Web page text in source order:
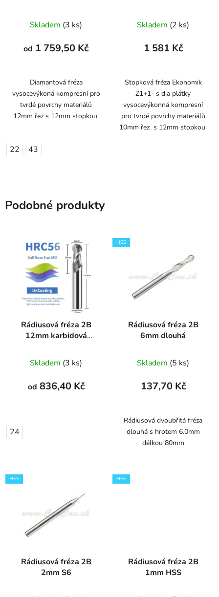
Skladem (3 ks)
od 1 759,50 Kč
Diamantová fréza
vysocevýkoná kompresní pro
tvrdé povrchy materiálů
12mm řez s 12mm stopkou
22 43
Skladem (2 ks)
1 581 Kč
Stopková fréza Ekonomik
Z1+1- s dia plátky
vysocevýkonná kompresní
pro tvrdé povrchy materiálů
10mm řez s 12mm stopkou
Podobné produkty
Rádiusová fréza 2B
12mm karbidová
Skladem (3 ks)
od 836,40 Kč
24
HSS
Rádiusová fréza 2B
6mm dlouhá
Skladem (5 ks)
137,70 Kč
Rádiusová dvoubřitá fréza
dlouhá s hrotem 6.0mm
délkou 80mm
HSS
Rádiusová fréza 2B
2mm S6
HSS
Rádiusová fréza 2B
1mm HSS